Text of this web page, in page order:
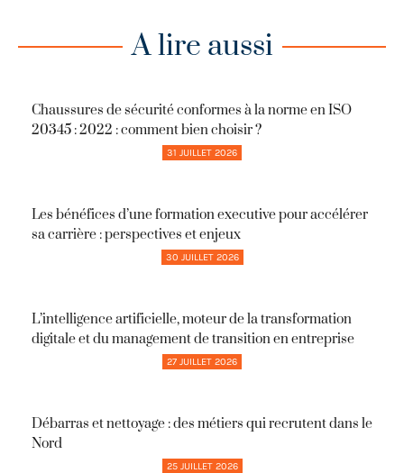
A lire aussi
Chaussures de sécurité conformes à la norme en ISO
20345 : 2022 : comment bien choisir ?
31 JUILLET 2026
Les bénéfices d’une formation executive pour accélérer
sa carrière : perspectives et enjeux
30 JUILLET 2026
L’intelligence artificielle, moteur de la transformation
digitale et du management de transition en entreprise
27 JUILLET 2026
Débarras et nettoyage : des métiers qui recrutent dans le
Nord
25 JUILLET 2026